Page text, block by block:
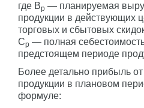
где Вр — планируемая
продукции в действующих
торговых и сбытовых
Ср — полная
предстоящем периоде
Более детально прибыль
продукции в плановом
формуле: